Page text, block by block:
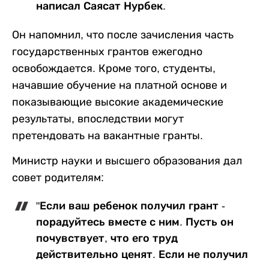
написал Саясат Нурбек.
Он напомнил, что после зачисления часть
государственных грантов ежегодно
освобождается. Кроме того, студенты,
начавшие обучение на платной основе и
показывающие высокие академические
результаты, впоследствии могут
претендовать на вакантные гранты.
Министр науки и высшего образования дал
совет родителям:
"Если ваш ребенок получил грант -
порадуйтесь вместе с ним. Пусть он
почувствует, что его труд
действительно ценят. Если не получил